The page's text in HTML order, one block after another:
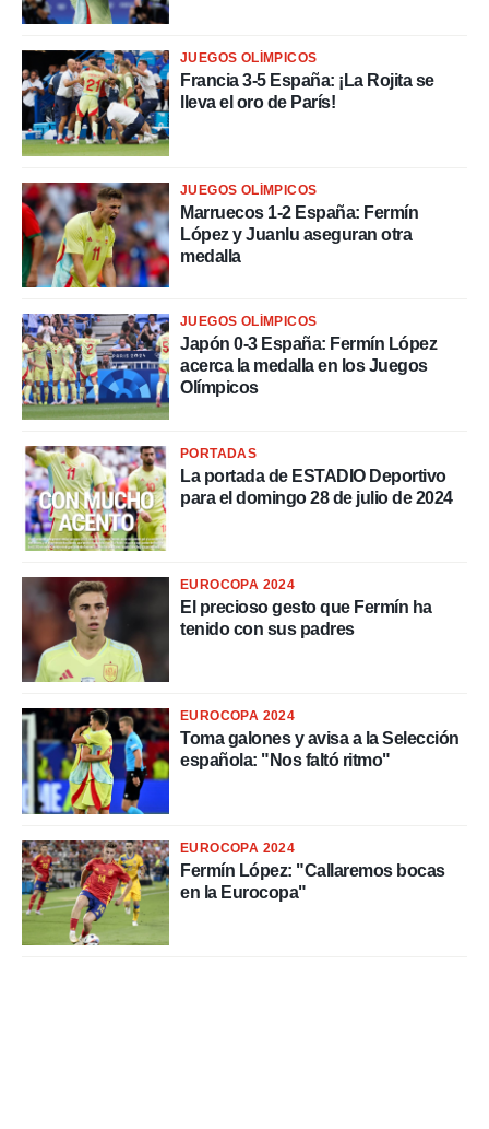
aceptar
de
sitio
te
de que
sean
el sitio
se
para
ni para
aunque
no
Puedes
web a
abono
únicos
similares
como
este sitio
IP
de
JUEGOS OLÍMPICOS
Francia 3-5 España: ¡La Rojita se
lleva el oro de París!
JUEGOS OLÍMPICOS
Marruecos 1-2 España: Fermín
López y Juanlu aseguran otra
medalla
JUEGOS OLÍMPICOS
Japón 0-3 España: Fermín López
acerca la medalla en los Juegos
Olímpicos
PORTADAS
La portada de ESTADIO Deportivo
para el domingo 28 de julio de 2024
EUROCOPA 2024
El precioso gesto que Fermín ha
tenido con sus padres
EUROCOPA 2024
Toma galones y avisa a la Selección
española: "Nos faltó ritmo"
EUROCOPA 2024
Fermín López: "Callaremos bocas
en la Eurocopa"